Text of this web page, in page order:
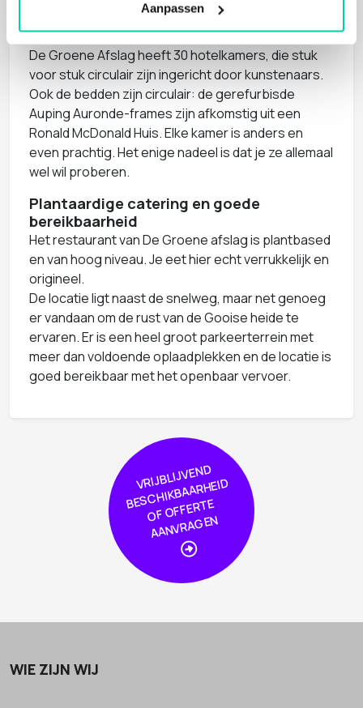
Aanpassen
Blijven slapen in de creatiefste
hotelkamers van Nederland
De Groene Afslag heeft 30 hotelkamers, die stuk
voor stuk circulair zijn ingericht door kunstenaars.
Ook de bedden zijn circulair: de gerefurbisde
Auping Auronde-frames zijn afkomstig uit een
Ronald McDonald Huis. Elke kamer is anders en
even prachtig. Het enige nadeel is dat je ze allemaal
wel wil proberen.
Plantaardige catering en goede
bereikbaarheid
Het restaurant van De Groene afslag is plantbased
en van hoog niveau. Je eet hier echt verrukkelijk en
origineel.
De locatie ligt naast de snelweg, maar net genoeg
er vandaan om de rust van de Gooise heide te
ervaren. Er is een heel groot parkeerterrein met
meer dan voldoende oplaadplekken en de locatie is
goed bereikbaar met het openbaar vervoer.
VRIJBLIJVE
N
D
BE
S
C
HIKBAAR
HEI
D
OF
OFFER
TE
AA
NVRA
GE
N
WIE ZIJN WIJ